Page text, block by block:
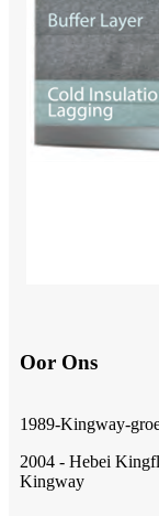
Oor Ons
1989-Kingway-
2004 - Hebei
Kingway